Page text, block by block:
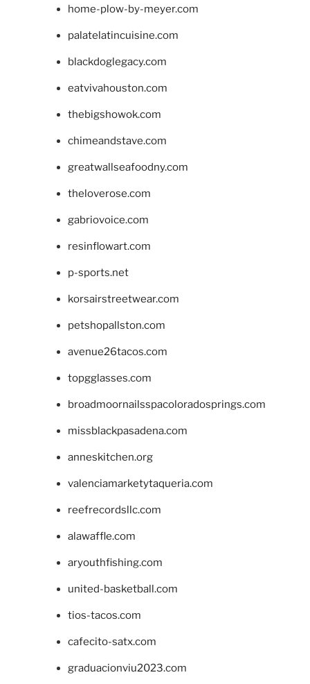
home-plow-by-meyer.com
palatelatincuisine.com
blackdoglegacy.com
eatvivahouston.com
thebigshowok.com
chimeandstave.com
greatwallseafoodny.com
theloverose.com
gabriovoice.com
resinflowart.com
p-sports.net
korsairstreetwear.com
petshopallston.com
avenue26tacos.com
topgglasses.com
broadmoornailsspacoloradosprings.com
missblackpasadena.com
anneskitchen.org
valenciamarketytaqueria.com
reefrecordsllc.com
alawaffle.com
aryouthfishing.com
united-basketball.com
tios-tacos.com
cafecito-satx.com
graduacionviu2023.com